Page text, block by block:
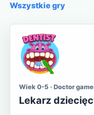
Wszystkie gry
Wiek 0-5 · Doctor
Lekarz